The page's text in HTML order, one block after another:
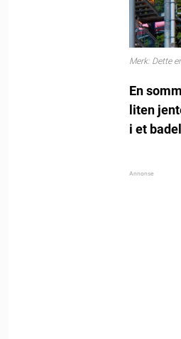
Merk: Dette
En
liten
i et